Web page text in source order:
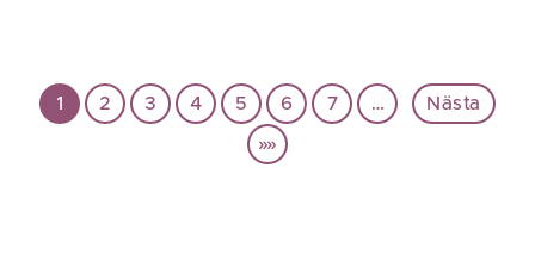
1 2 3 4 5 6 7 … Nästa
»»